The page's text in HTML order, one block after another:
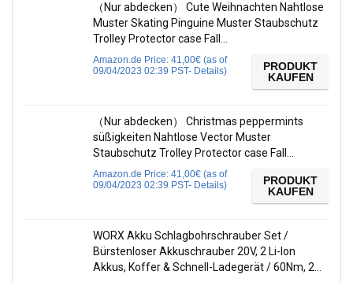
（Nur abdecken） Cute Weihnachten Nahtlose
Muster Skating Pinguine Muster Staubschutz
Trolley Protector case Fall…
Amazon.de Price: 41,00€ (as of
09/04/2023 02:39 PST- Details)
PRODUKT
KAUFEN
（Nur abdecken） Christmas peppermints
süßigkeiten Nahtlose Vector Muster
Staubschutz Trolley Protector case Fall…
Amazon.de Price: 41,00€ (as of
09/04/2023 02:39 PST- Details)
PRODUKT
KAUFEN
WORX Akku Schlagbohrschrauber Set /
Bürstenloser Akkuschrauber 20V, 2 Li-Ion
Akkus, Koffer & Schnell-Ladegerät / 60Nm, 2…